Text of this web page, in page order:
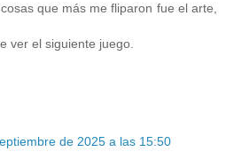
que más me fliparon fue el arte,
ver el siguiente juego.
de 2025 a las 15:50